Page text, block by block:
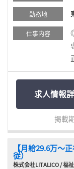
勤務地
仕事内容
求人情報
掲載
【月給29.6万〜
従）
株式会社LITALICO / 福